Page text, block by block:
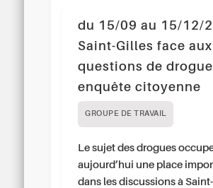
du 15/09 au 15/12/
Saint-Gilles face aux
questions de
enquête citoyenne
GROUPE DE TRAVAIL
Le sujet des drogues
aujourd’hui une place
dans les discussions à